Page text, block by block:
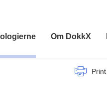
Om DokkX
Print